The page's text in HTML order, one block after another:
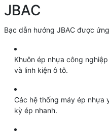
JBAC
Bạc dẫn hướng JBAC được
Khuôn ép nhựa công
và linh kiện ô tô.
Các hệ thống máy ép nhựa
kỳ ép nhanh.